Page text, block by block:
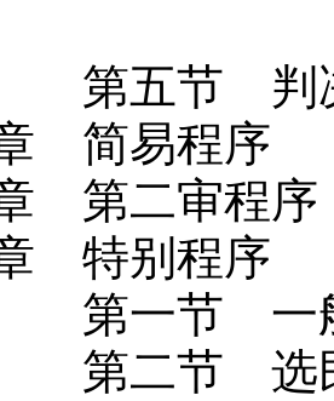
节 判决
简易程序
第二审程序
特别程序
节 一般
节 选民